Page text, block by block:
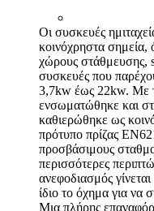
Οι συσκευές
κοινόχρηστα
χώρους στάθμευσης,
συσκευές που
3,7kw έως 22kw. Με
ενσωματώθηκε και
καθιερώθηκε ως
πρότυπο πρίζας
προσβάσιμους
περισσότερες
ανεφοδιασμός
ίδιο το όχημα για να
Μια πλήρης